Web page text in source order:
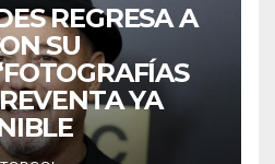
REGRESA A
SU
YA